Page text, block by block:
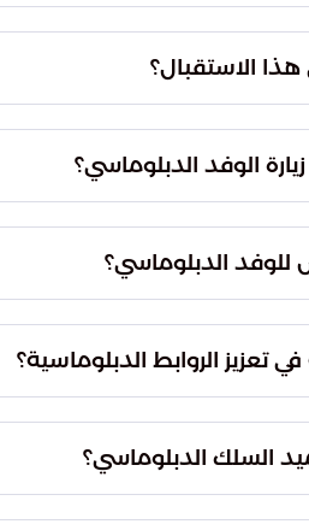
مركزاً مهماً للعمل
الاستقبال؟
الشريفين الملك سلمان بن
الوفد الدبلوماسي؟
المتبادل والرغبة في
للوفد الدبلوماسي؟
عز وجل أن يعيد هذا الشهر
تعزيز الروابط الدبلوماسية؟
مما يسهم في بناء مستقبل
السلك الدبلوماسي؟